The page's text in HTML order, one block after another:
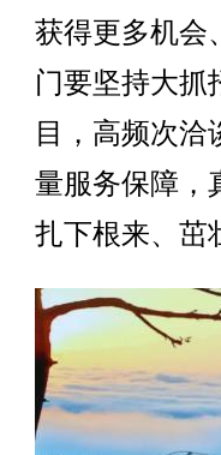
获得更多机会
门要坚持大抓
目，高频次
量服务保障，
扎下根来、茁